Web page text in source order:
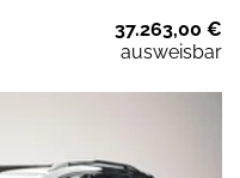
37.263,00 €
ausweisbar